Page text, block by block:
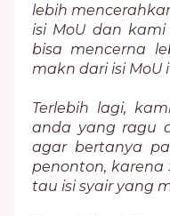
lebih
isi MoU dan
bisa mencerna
makn dari isi MoU
Terlebih lagi,
anda yang ragu
agar bertanya
penonton, karena
tau isi syair yang